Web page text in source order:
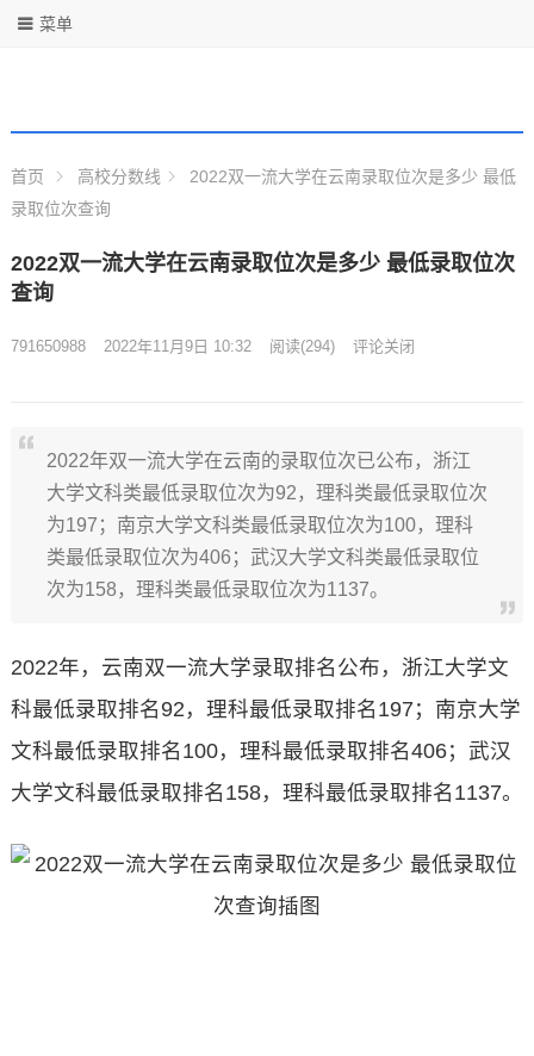
菜单
首页 高校分数线
2022双一流大学在云南录取位次是多少 最低
录取位次查询
2022双一流大学在云南录取位次是多少 最低录取位次
查询
791650988 2022年11月9日 10:32 阅读(294) 评论关闭
2022年双一流大学在云南的录取位次已公布，浙江
大学文科类最低录取位次为92，理科类最低录取位次
为197；南京大学文科类最低录取位次为100，理科
类最低录取位次为406；武汉大学文科类最低录取位
次为158，理科类最低录取位次为1137。
2022年，云南双一流大学录取排名公布，浙江大学文
科最低录取排名92，理科最低录取排名197；南京大学
文科最低录取排名100，理科最低录取排名406；武汉
大学文科最低录取排名158，理科最低录取排名1137。